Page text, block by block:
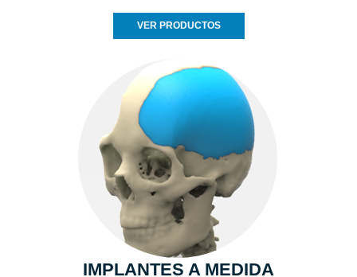
VER PRODUCTOS
IMPLANTES A MEDIDA